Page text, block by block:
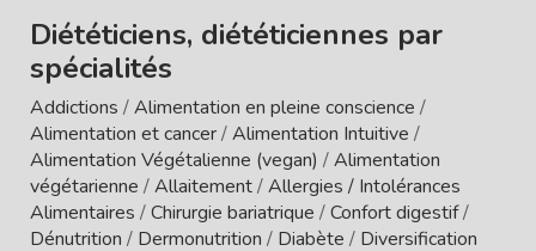
Diététiciens, diététiciennes par
spécialités
Addictions /Alimentation en pleine conscience /
Alimentation et cancer/Alimentation Intuitive /
Alimentation Végétalienne (vegan) /Alimentation
végétarienne /Allaitement/Allergies / Intolérances
Alimentaires /Chirurgie bariatrique /Confort digestif/
Dénutrition / Dermonutrition / Diabète / Diversification